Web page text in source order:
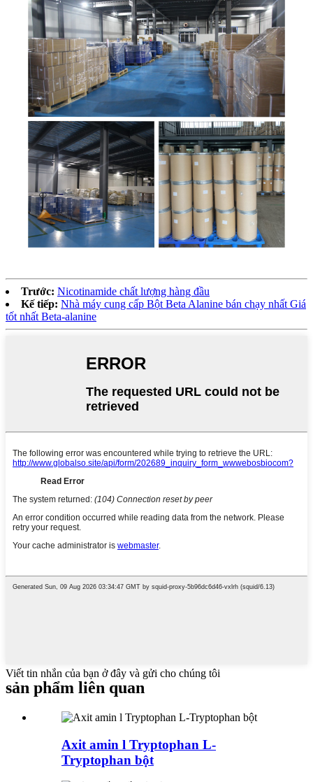
Trước: Nicotinamide chất lượng hàng đầu
Kế tiếp: Nhà máy cung cấp Bột Beta Alanine bán chạy nhất Giá
tốt nhất Beta-alanine
Viết tin nhắn của bạn ở đây và gửi cho chúng tôi
sản phẩm liên quan
Axit amin l Tryptophan L-
Tryptophan bột